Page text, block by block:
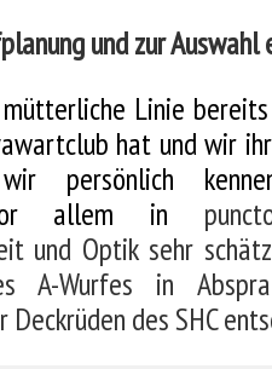
und zur Auswahl
Linie
hat und wir
persönlich
vor allem in
und Optik sehr
A-Wurfes in
des SHC